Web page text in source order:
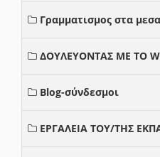
Γραμματισμος στα
ΔΟΥΛΕΥΟΝΤΑΣ ΜΕ ΤΟ
Blog-σύνδεσμοι
ΕΡΓΑΛΕΙΑ ΤΟΥ/ΤΗΣ